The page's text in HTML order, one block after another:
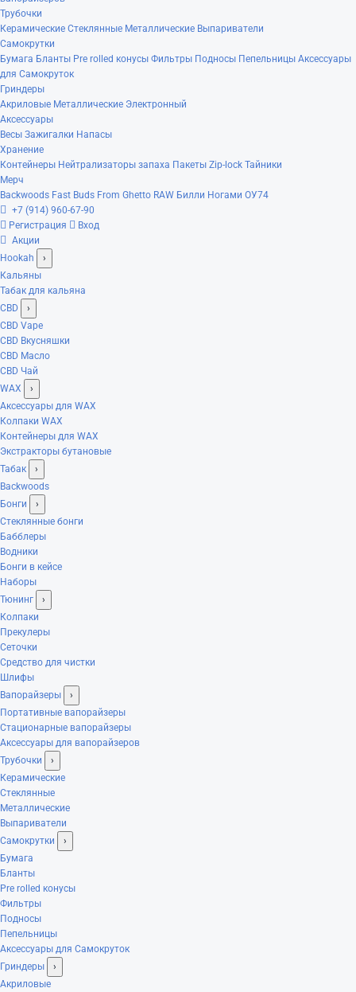
Трубочки
Керамические Стеклянные Металлические Выпариватели
Самокрутки
Бумага Бланты Pre rolled конусы Фильтры Подносы Пепельницы Аксессуары
для Самокруток
Гриндеры
Акриловые Металлические Электронный
Аксессуары
Весы Зажигалки Напасы
Хранение
Контейнеры Нейтрализаторы запаха Пакеты Zip-lock Тайники
Мерч
Backwoods Fast Buds From Ghetto RAW Билли Ногами ОУ74
+7 (914) 960-67-90
Регистрация
Вход
Акции
Hookah
›
Кальяны
Табак для кальяна
CBD
›
CBD Vape
CBD Вкусняшки
CBD Масло
CBD Чай
WAX
›
Аксессуары для WAX
Колпаки WAX
Контейнеры для WAX
Экстракторы бутановые
Табак
›
Backwoods
Бонги
›
Стеклянные бонги
Бабблеры
Водники
Бонги в кейсе
Наборы
Тюнинг
›
Колпаки
Прекулеры
Сеточки
Средство для чистки
Шлифы
Вапорайзеры
›
Портативные вапорайзеры
Стационарные вапорайзеры
Аксессуары для вапорайзеров
Трубочки
›
Керамические
Стеклянные
Металлические
Выпариватели
Самокрутки
›
Бумага
Бланты
Pre rolled конусы
Фильтры
Подносы
Пепельницы
Аксессуары для Самокруток
Гриндеры
›
Акриловые